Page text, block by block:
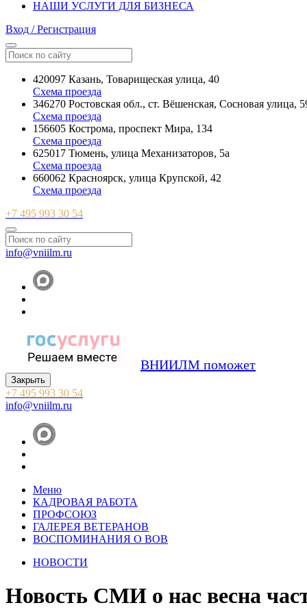
НАШИ УСЛУГИ ДЛЯ БИЗНЕСА
Вход / Регистрация
420097 Казань, Товарищеская улица, 40
Схема проезда
346270 Ростовская обл., ст. Вёшенская, Сосновая улица,
Схема проезда
156605 Кострома, проспект Мира, 134
Схема проезда
625017 Тюмень, улица Механизаторов, 5а
Схема проезда
660062 Красноярск, улица Крупской, 42
Схема проезда
+7 495 993 30 54
info@vniilm.ru
ВНИИЛМ поможет
Закрыть
+7 495 993 30 54
info@vniilm.ru
Меню
КАДРОВАЯ РАБОТА
ПРОФСОЮЗ
ГАЛЕРЕЯ ВЕТЕРАНОВ
ВОСПОМИНАНИЯ О ВОВ
НОВОСТИ
Новость СМИ о нас весна